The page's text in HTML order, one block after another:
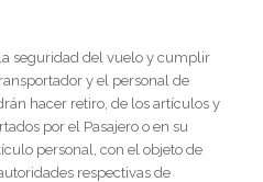
seguridad del vuelo y cumplir
y el personal de
hacer retiro, de los artículos y
por el Pasajero o en su
personal, con el objeto de
respectivas de